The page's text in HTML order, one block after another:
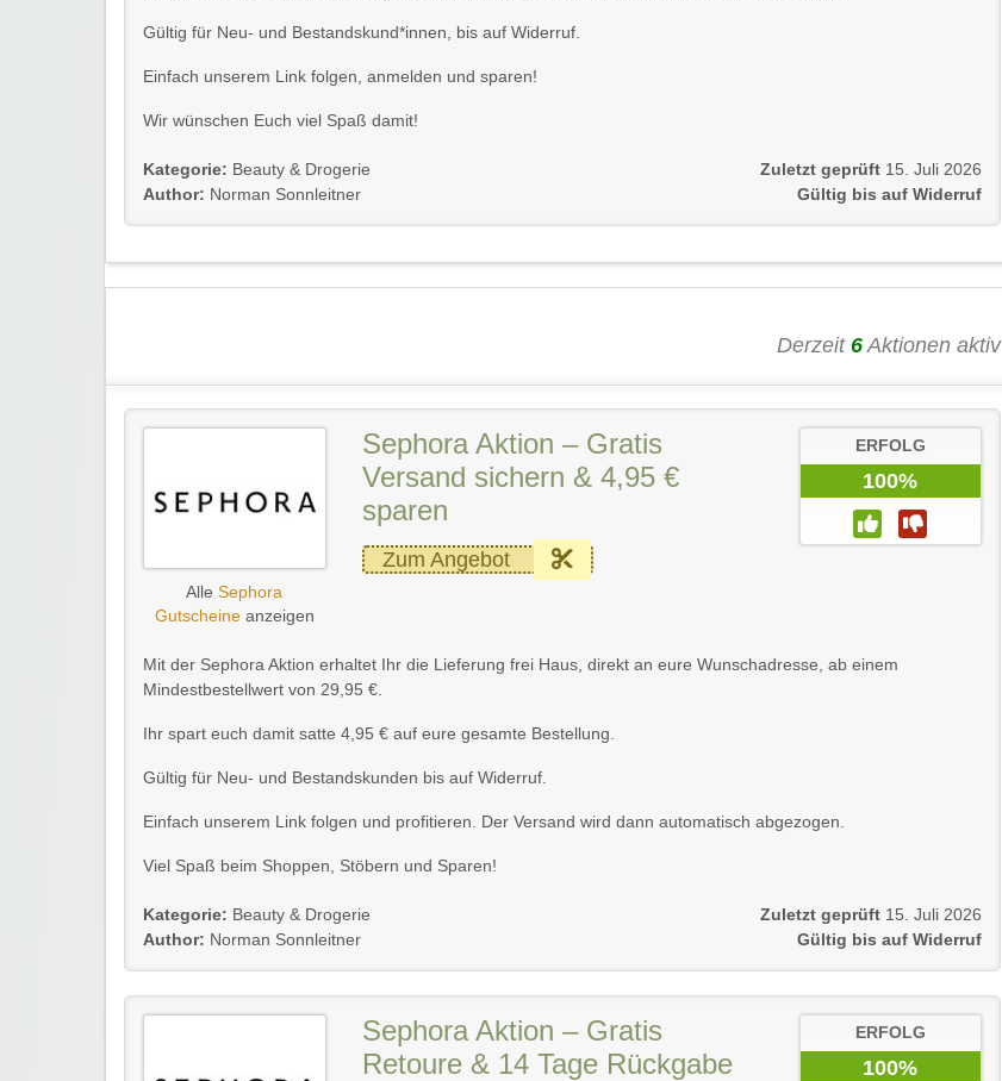
Gültig für Neu- und Bestandskund*innen, bis auf Widerruf.
Einfach unserem Link folgen, anmelden und sparen!
Wir wünschen Euch viel Spaß damit!
Kategorie: Beauty & Drogerie
Author: Norman Sonnleitner
Zuletzt geprüft 15. Juli 2026
Gültig bis auf Widerruf
Derzeit 6 Aktionen aktiv
AlleSephora
Gutscheineanzeigen
Sephora Aktion – Gratis
Versand sichern & 4,95 €
sparen
Zum Angebot
ERFOLG
100%
Mit der Sephora Aktion erhaltet Ihr die Lieferung frei Haus, direkt an eure Wunschadresse, ab einem
Mindestbestellwert von 29,95 €.
Ihr spart euch damit satte 4,95 € auf eure gesamte Bestellung.
Gültig für Neu- und Bestandskunden bis auf Widerruf.
Einfach unserem Link folgen und profitieren. Der Versand wird dann automatisch abgezogen.
Viel Spaß beim Shoppen, Stöbern und Sparen!
Kategorie: Beauty & Drogerie
Author: Norman Sonnleitner
Zuletzt geprüft 15. Juli 2026
Gültig bis auf Widerruf
Sephora Aktion – Gratis
Retoure & 14 Tage Rückgabe
ERFOLG
100%